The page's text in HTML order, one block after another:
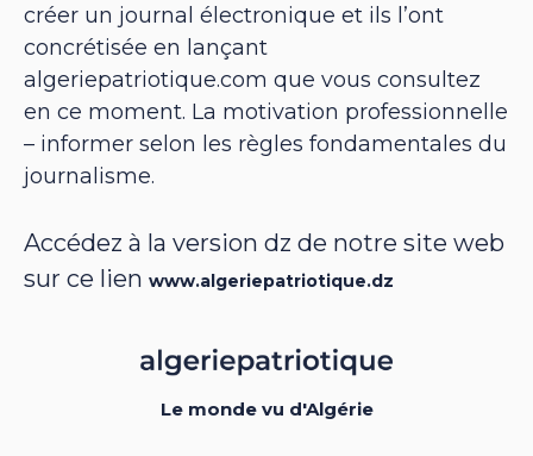
créer un journal électronique et ils l’ont
concrétisée en lançant
algeriepatriotique.com que vous consultez
en ce moment. La motivation professionnelle
– informer selon les règles fondamentales du
journalisme.
Accédez à la version dz de notre site web
sur ce lien www.algeriepatriotique.dz
Le monde vu d'Algérie